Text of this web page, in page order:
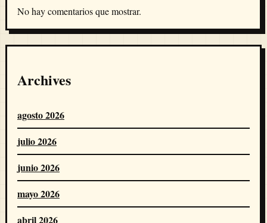
No hay comentarios que mostrar.
Archives
agosto 2026
julio 2026
junio 2026
mayo 2026
abril 2026